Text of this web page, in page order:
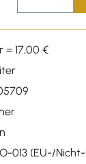
= 17,00 €
013 (EU-/